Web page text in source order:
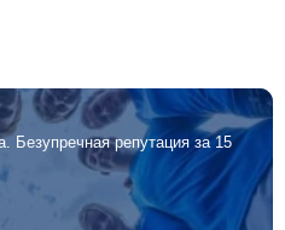
Безупречная репутация за 15